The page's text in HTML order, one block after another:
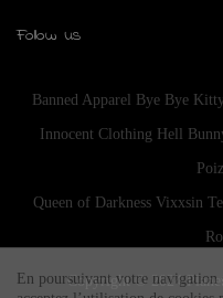
Follow us
Banned Apparel Bye Bye
Innocent Clothing Hell
Queen of Darkness Vixxsin
Copyright © 2024
En poursuivant votre navigation